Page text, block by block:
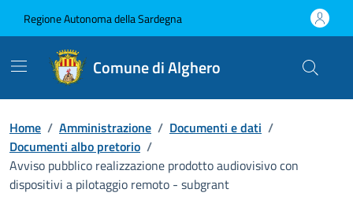
Regione Autonoma della Sardegna
Comune di Alghero
Home / Amministrazione / Documenti e dati /
Documenti albo pretorio /
Avviso pubblico realizzazione prodotto audiovisivo con
dispositivi a pilotaggio remoto - subgrant